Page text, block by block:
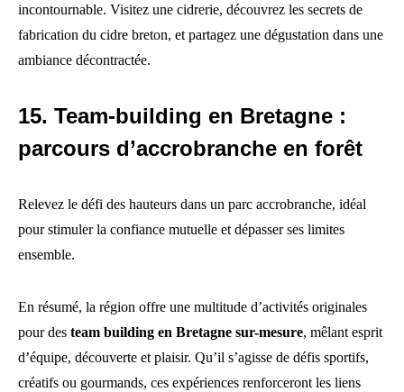
incontournable. Visitez une cidrerie, découvrez les secrets de
fabrication du cidre breton, et partagez une dégustation dans une
ambiance décontractée.
15. Team-building en Bretagne :
parcours d’accrobranche en forêt
Relevez le défi des hauteurs dans un parc accrobranche, idéal
pour stimuler la confiance mutuelle et dépasser ses limites
ensemble.
En résumé, la région offre une multitude d’activités originales
pour des team building en Bretagne sur-mesure, mêlant esprit
d’équipe, découverte et plaisir. Qu’il s’agisse de défis sportifs,
créatifs ou gourmands, ces expériences renforceront les liens